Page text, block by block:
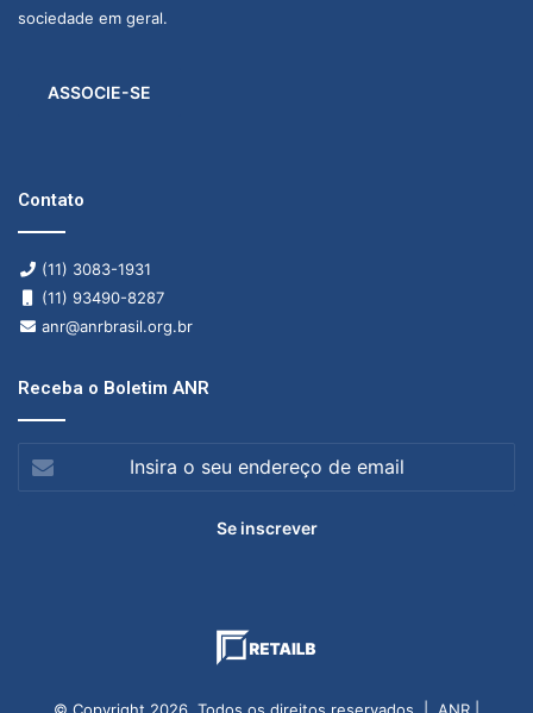
sociedade em geral.
ASSOCIE-SE
Contato
(11) 3083-1931
(11) 93490-8287
anr@anrbrasil.org.br
Receba o Boletim ANR
© Copyright 2026, Todos os direitos reservados | ANR |